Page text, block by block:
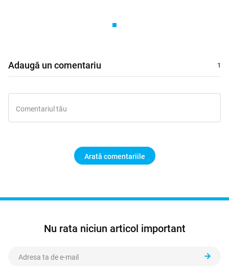
Adaugă un comentariu
Arată comentariile
Nu rata niciun articol important